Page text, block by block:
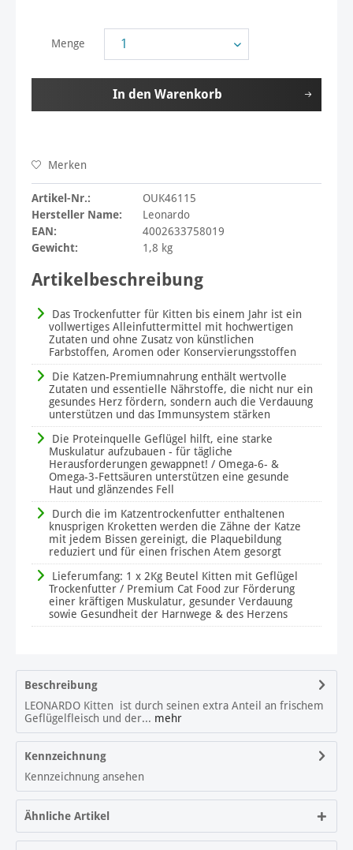
Menge
In den Warenkorb
Merken
Artikel-Nr.:
OUK46115
Hersteller Name:
Leonardo
EAN:
4002633758019
Gewicht:
1,8 kg
Artikelbeschreibung
Das Trockenfutter für Kitten bis einem Jahr ist ein
vollwertiges Alleinfuttermittel mit hochwertigen
Zutaten und ohne Zusatz von künstlichen
Farbstoffen, Aromen oder Konservierungsstoffen
Die Katzen-Premiumnahrung enthält wertvolle
Zutaten und essentielle Nährstoffe, die nicht nur ein
gesundes Herz fördern, sondern auch die Verdauung
unterstützen und das Immunsystem stärken
Die Proteinquelle Geflügel hilft, eine starke
Muskulatur aufzubauen - für tägliche
Herausforderungen gewappnet! / Omega-6- &
Omega-3-Fettsäuren unterstützen eine gesunde
Haut und glänzendes Fell
Durch die im Katzentrockenfutter enthaltenen
knusprigen Kroketten werden die Zähne der Katze
mit jedem Bissen gereinigt, die Plaquebildung
reduziert und für einen frischen Atem gesorgt
Lieferumfang: 1 x 2Kg Beutel Kitten mit Geflügel
Trockenfutter / Premium Cat Food zur Förderung
einer kräftigen Muskulatur, gesunder Verdauung
sowie Gesundheit der Harnwege & des Herzens
Beschreibung
LEONARDO Kitten ist durch seinen extra Anteil an frischem
Geflügelfleisch und der... mehr
Kennzeichnung
Kennzeichnung ansehen
Ähnliche Artikel